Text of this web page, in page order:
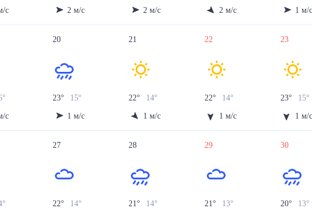
с
2 м/с
2 м/с
2 м/с
1 м/
°
с
20
23° 15°
1 м/с
21
22° 14°
1 м/с
22
22° 14°
1 м/с
23
23° 15°
1 м/
°
27
22° 14°
28
21° 14°
29
21° 13°
30
20° 13°